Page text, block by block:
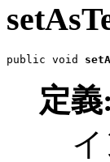
public void
定義: